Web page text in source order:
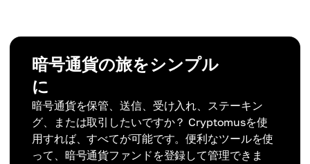
暗号通貨の旅をシンプル
に
暗号通貨を保管、送信、受け入れ、ステーキン
グ、または取引したいですか？ Cryptomusを使
用すれば、すべてが可能です。便利なツールを使
って、暗号通貨ファンドを登録して管理できま